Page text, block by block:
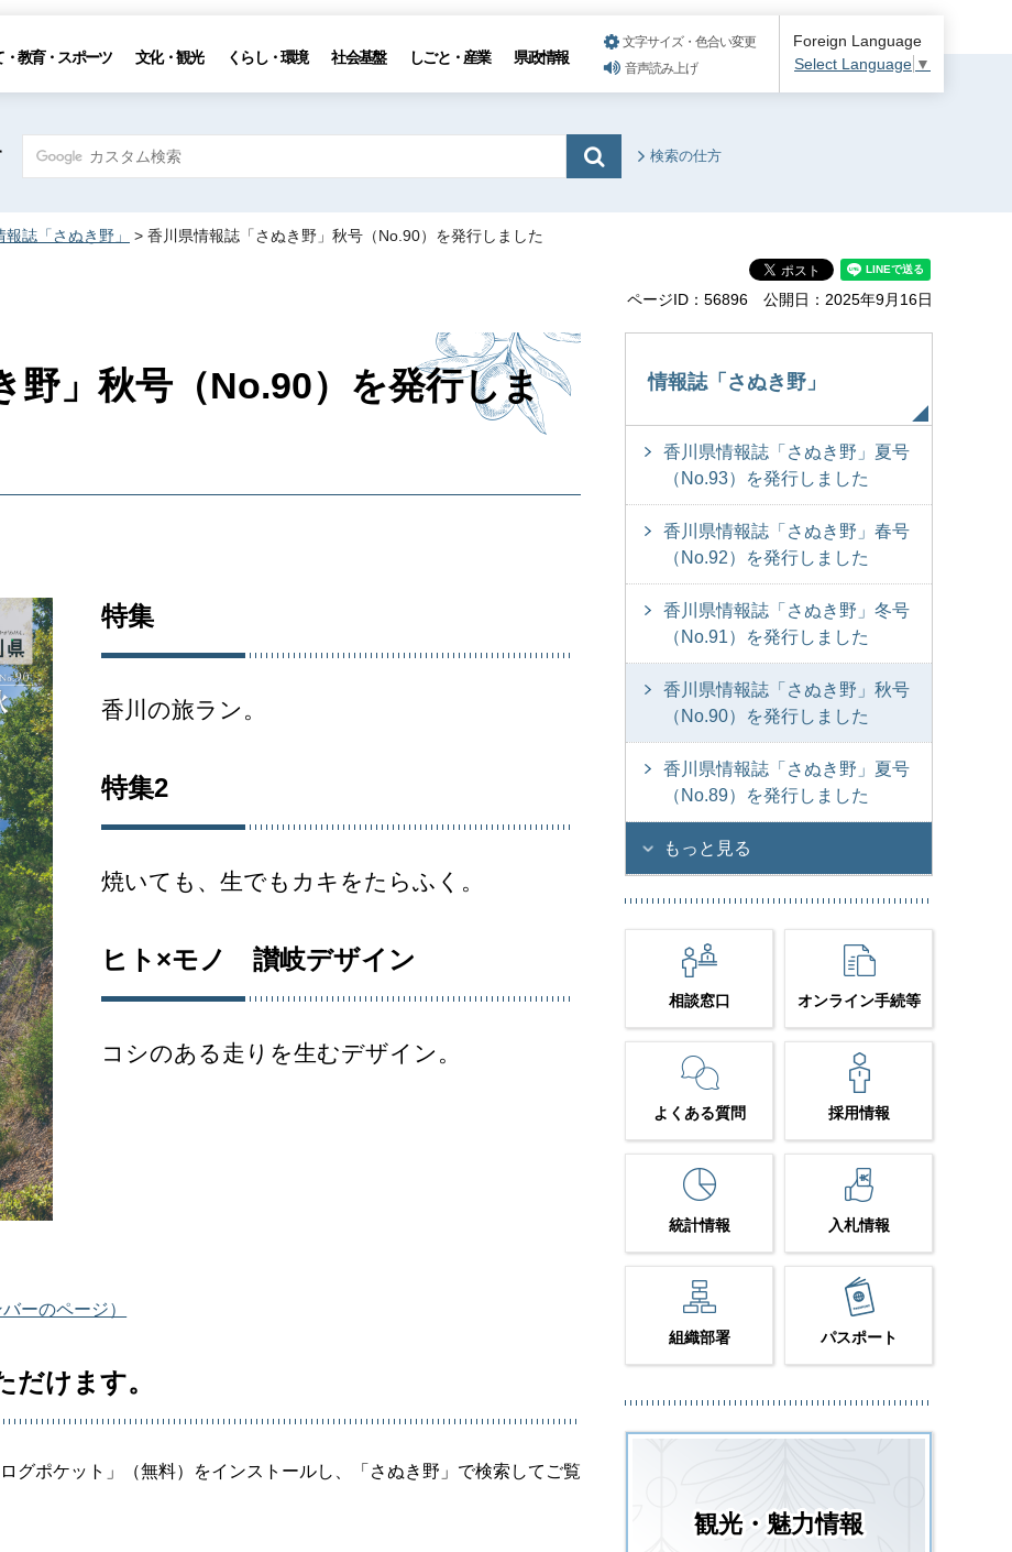
・教育・スポーツ 文化・観光 くらし・環境 社会基盤 しごと・産業 県政情報
文字サイズ・色合い変更
音声読み上げ
Foreign Language
Select Language ▼
検索の仕方
報誌「さぬき野」 > 香川県情報誌「さぬき野」秋号（No.90）を発行しました
ページID：56896 公開日：2025年9月16日
野」秋号（No.90）を発行しま
特集
香川の旅ラン。
特集2
焼いても、生でもカキをたらふく。
ヒト×モノ 讃岐デザイン
コシのある走りを生むデザイン。
ーのページ）
だけます。
グポケット」（無料）をインストールし、「さぬき野」で検索してご覧
情報誌「さぬき野」
香川県情報誌「さぬき野」夏号
（No.93）を発行しました
香川県情報誌「さぬき野」春号
（No.92）を発行しました
香川県情報誌「さぬき野」冬号
（No.91）を発行しました
香川県情報誌「さぬき野」秋号
（No.90）を発行しました
香川県情報誌「さぬき野」夏号
（No.89）を発行しました
もっと見る
相談窓口 オンライン手続等
よくある質問 採用情報
統計情報 入札情報
組織部署 パスポート
観光・魅力情報